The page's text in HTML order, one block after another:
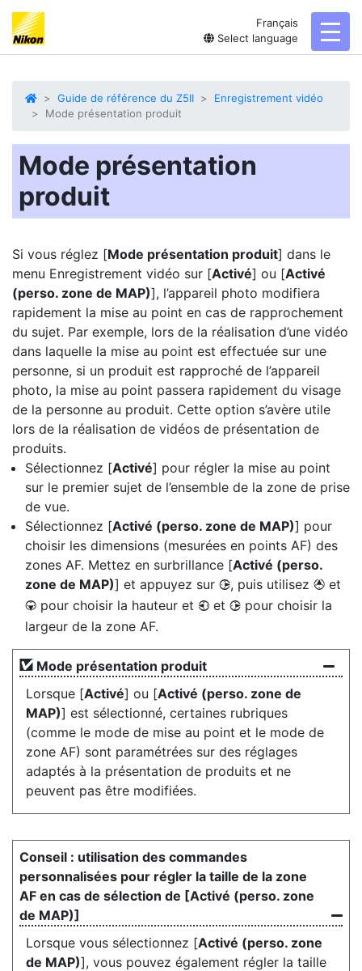
Français
Select language
Guide de référence du Z5II
Enregistrement vidéo
Mode présentation produit
Mode présentation
produit
Si vous réglez [Mode présentation produit] dans le
menu Enregistrement vidéo sur [Activé] ou [Activé
(perso. zone de MAP)], l’appareil photo modifiera
rapidement la mise au point en cas de rapprochement
du sujet. Par exemple, lors de la réalisation d’une vidéo
dans laquelle la mise au point est effectuée sur une
personne, si un produit est rapproché de l’appareil
photo, la mise au point passera rapidement du visage
de la personne au produit. Cette option s’avère utile
lors de la réalisation de vidéos de présentation de
produits.
Sélectionnez [Activé] pour régler la mise au point
sur le premier sujet de l’ensemble de la zone de prise
de vue.
Sélectionnez [Activé (perso. zone de MAP)] pour
choisir les dimensions (mesurées en points AF) des
zones AF. Mettez en surbrillance [Activé (perso.
zone de MAP)] et appuyez sur 2, puis utilisez 1 et
3 pour choisir la hauteur et 4 et 2 pour choisir la
largeur de la zone AF.
Mode présentation produit
Lorsque [Activé] ou [Activé (perso. zone de
MAP)] est sélectionné, certaines rubriques
(comme le mode de mise au point et le mode de
zone AF) sont paramétrées sur des réglages
adaptés à la présentation de produits et ne
peuvent pas être modifiées.
utilisation des commandes
personnalisées pour régler la taille de la zone
AF en cas de sélection de [Activé (perso. zone
de MAP)]
Lorsque vous sélectionnez [Activé (perso. zone
de MAP)], vous pouvez également régler la taille